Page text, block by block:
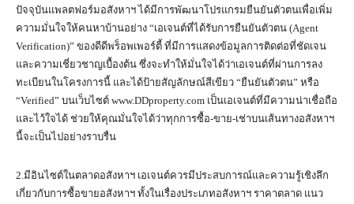
ปัจจุบันแพลตฟอร์มอสังหาฯ ได้มีการพัฒนาโปรแกรมยืนยันตัวตนเพื่อเพิ่ม
ความมั่นใจให้คนหาบ้านอย่าง “เอเจนต์ที่ได้รับการยืนยันตัวตน (Agent
Verification)” ของดีดีพร็อพเพอร์ตี้ ที่มีการแสดงข้อมูลการติดต่อที่ชัดเจน
และความเชี่ยวชาญเบื้องต้น ซึ่งจะทำให้มั่นใจได้ว่าเอเจนต์ที่ผ่านการลง
ทะเบียนในโครงการนี้ และได้ป้ายสัญลักษณ์สีเขียว “ยืนยันตัวตน” หรือ
“Verified” บนเว็บไซต์ www.DDproperty.com เป็นเอเจนต์ที่มีความน่าเชื่อถือ
และไว้ใจได้ ช่วยให้คุณมั่นใจได้ว่าทุกการซื้อ-ขาย-เช่าบนเส้นทางอสังหาฯ
นี้จะเป็นไปอย่างราบรื่น
2.มีอินไซต์ในตลาดอสังหาฯ เอเจนต์ควรมีประสบการณ์และความรู้เชิงลึก
เกี่ยวกับการซื้อขายอสังหาฯ ทั้งในเรื่องประเภทอสังหาฯ ราคาตลาด แนว